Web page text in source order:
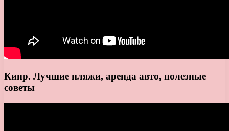
Кипр. Лучшие пляжи, аренда авто, полезные
советы